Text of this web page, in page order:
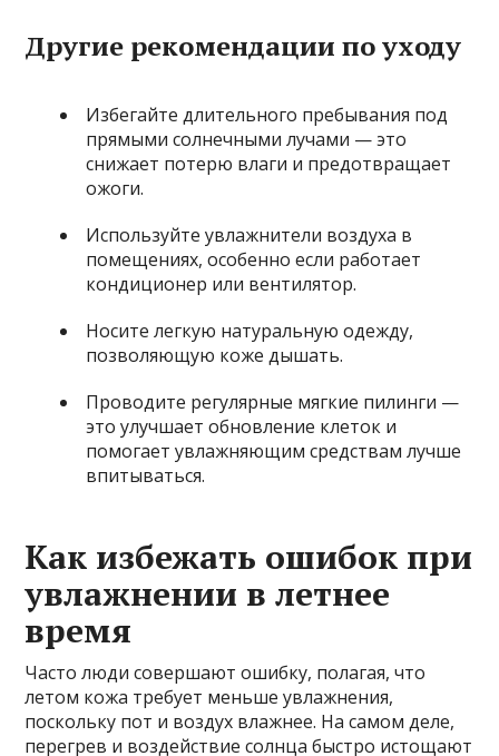
Другие рекомендации по уходу
Избегайте длительного пребывания под
прямыми солнечными лучами — это
снижает потерю влаги и предотвращает
ожоги.
Используйте увлажнители воздуха в
помещениях, особенно если работает
кондиционер или вентилятор.
Носите легкую натуральную одежду,
позволяющую коже дышать.
Проводите регулярные мягкие пилинги —
это улучшает обновление клеток и
помогает увлажняющим средствам лучше
впитываться.
Как избежать ошибок при
увлажнении в летнее
время
Часто люди совершают ошибку, полагая, что
летом кожа требует меньше увлажнения,
поскольку пот и воздух влажнее. На самом деле,
перегрев и воздействие солнца быстро истощают